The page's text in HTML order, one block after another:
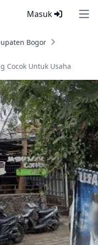
Masuk
Bogor
Cocok Untuk Usaha